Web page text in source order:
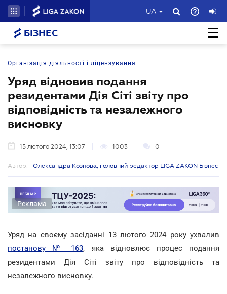
UA
БІЗНЕС
Організація діяльності і ліцензування
Уряд відновив подання
резидентами Дія Сіті звіту про
відповідність та незалежного
висновку
15 лютого 2024, 13:07 1003 0
Автор: Олександра Кознова, головний редактор LIGA ZAKON Бізнес
Реклама
Уряд на своєму засіданні 13 лютого 2024 року ухвалив
постанову № 163, яка відновлює процес подання
резидентами Дія Сіті звіту про відповідність та
незалежного висновку.